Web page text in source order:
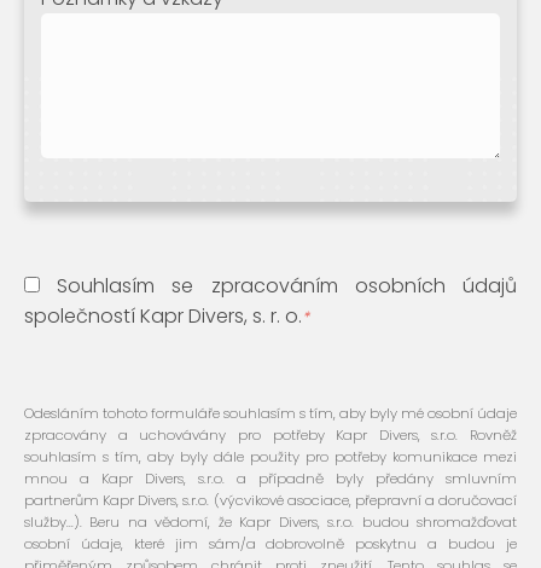
Souhlasím se zpracováním osobních údajů
společností Kapr Divers, s. r. o.*
Odesláním tohoto formuláře souhlasím s tím, aby byly mé osobní údaje
zpracovány a uchovávány pro potřeby Kapr Divers, s.r.o. Rovněž
souhlasím s tím, aby byly dále použity pro potřeby komunikace mezi
mnou a Kapr Divers, s.r.o. a případně byly předány smluvním
partnerům Kapr Divers, s.r.o. (výcvikové asociace, přepravní a doručovací
služby...). Beru na vědomí, že Kapr Divers, s.r.o. budou shromažďovat
osobní údaje, které jim sám/a dobrovolně poskytnu a budou je